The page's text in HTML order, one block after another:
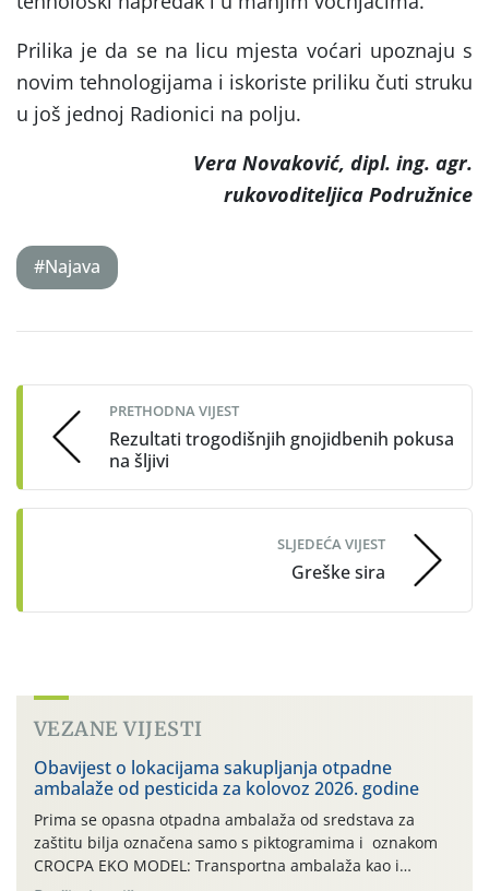
Prilika je da se na licu mjesta voćari upoznaju s
novim tehnologijama i iskoriste priliku čuti struku
u još jednoj Radionici na polju.
Vera Novaković, dipl. ing. agr.
rukovoditeljica Podružnice
#Najava
navigation
PRETHODNA VIJEST
Rezultati trogodišnjih gnojidbenih pokusa
na šljivi
SLJEDEĆA VIJEST
Greške sira
VEZANE VIJESTI
Obavijest o lokacijama sakupljanja otpadne
ambalaže od pesticida za kolovoz 2026. godine
Prima se opasna otpadna ambalaža od sredstava za
zaštitu bilja označena samo s piktogramima i oznakom
CROCPA EKO MODEL: Transportna ambalaža kao i